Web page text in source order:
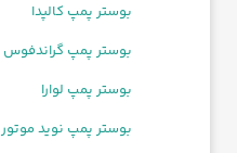
بوستر پمپ کالپدا
بوستر پمپ گراندفوس
بوستر پمپ لوارا
بوستر پمپ نوید موتور